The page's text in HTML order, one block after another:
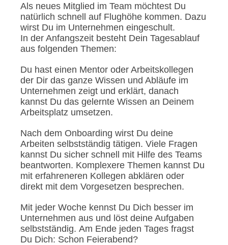
Als neues Mitglied im Team möchtest Du
natürlich schnell auf Flughöhe kommen. Dazu
wirst Du im Unternehmen eingeschult.
In der Anfangszeit besteht Dein Tagesablauf
aus folgenden Themen:
Du hast einen Mentor oder Arbeitskollegen
der Dir das ganze Wissen und Abläufe im
Unternehmen zeigt und erklärt, danach
kannst Du das gelernte Wissen an Deinem
Arbeitsplatz umsetzen.
Nach dem Onboarding wirst Du deine
Arbeiten selbstständig tätigen. Viele Fragen
kannst Du sicher schnell mit Hilfe des Teams
beantworten. Komplexere Themen kannst Du
mit erfahreneren Kollegen abklären oder
direkt mit dem Vorgesetzen besprechen.
Mit jeder Woche kennst Du Dich besser im
Unternehmen aus und löst deine Aufgaben
selbstständig. Am Ende jeden Tages fragst
Du Dich: Schon Feierabend?